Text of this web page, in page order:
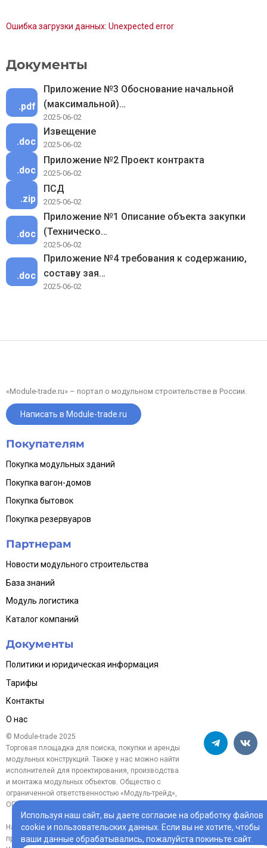
Используя наш сайт, вы даете согласие на обработку файлов
cookie и пользовательских данных. Если вы не хотите, чтобы
ваши данные обрабатывались, пожалуйста покиньте сайт.
Ошибка загрузки данных: Unexpected error
Документы
.pdf
Приложение №3 Обоснование начальной
(максимальной)…
2025-06-02
.doc
Извещение
2025-06-02
.doc
Приложение №2 Проект контракта
2025-06-02
.zip
ПСД
2025-06-02
.doc
Приложение №1 Описание объекта закупки
(Техническо…
2025-06-02
.doc
Приложение №4 требования к содержанию,
составу зая…
2025-06-02
«Module-trade.ru» – портал о модульном строительстве в России.
Написать в Module-trade.ru
Покупателям
Покупка модульных зданий
Покупка вагон-домов
Покупка бытовок
Покупка резервуаров
Партнерам
Новости модульного строительства
База знаний
Модуль логистика
Каталог компаний
Документы
Политики и юридическая информация
Тарифы
Контакты
О нас
© Module-trade 2025
Торговая площадка для поиска, покупки и аренды
модульных конструкций. Также у нас можно найти
исполнителей для проектирования, производства
и монтажа модульных объектов. Общество с
ограниченной ответственностью «Модуль-трейд»,
ОГРН 1254700005119
На информационном ресурсе
применяются рекомендательные технологии.